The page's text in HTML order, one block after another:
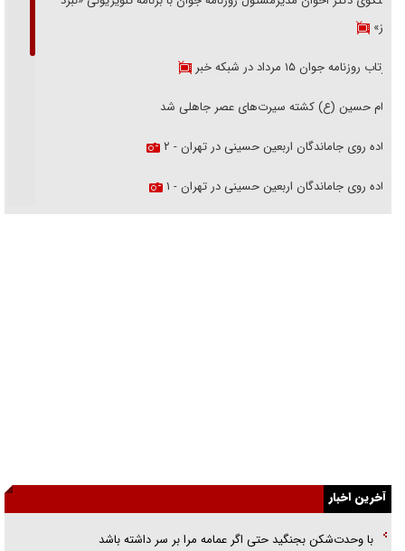
هرمز»
بازتاب روزنامه جوان ۱۵ مرداد در شبکه خبر
امام حسین (ع) کشته سیرت‌های عصر جاهلی شد
پیاده روی جاماندگان اربعین حسینی در تهران - ۲
پیاده روی جاماندگان اربعین حسینی در تهران - ۱
گفت‌وگو با خواهر یکی از شهدای جنگ رمضان/ خواهرم فرمانده جهادی و
اهل خدمت بی‌منت بود
آخرین اخبار
با وحدت‌شکن بجنگید حتی اگر عمامه مرا بر سر داشته باشد